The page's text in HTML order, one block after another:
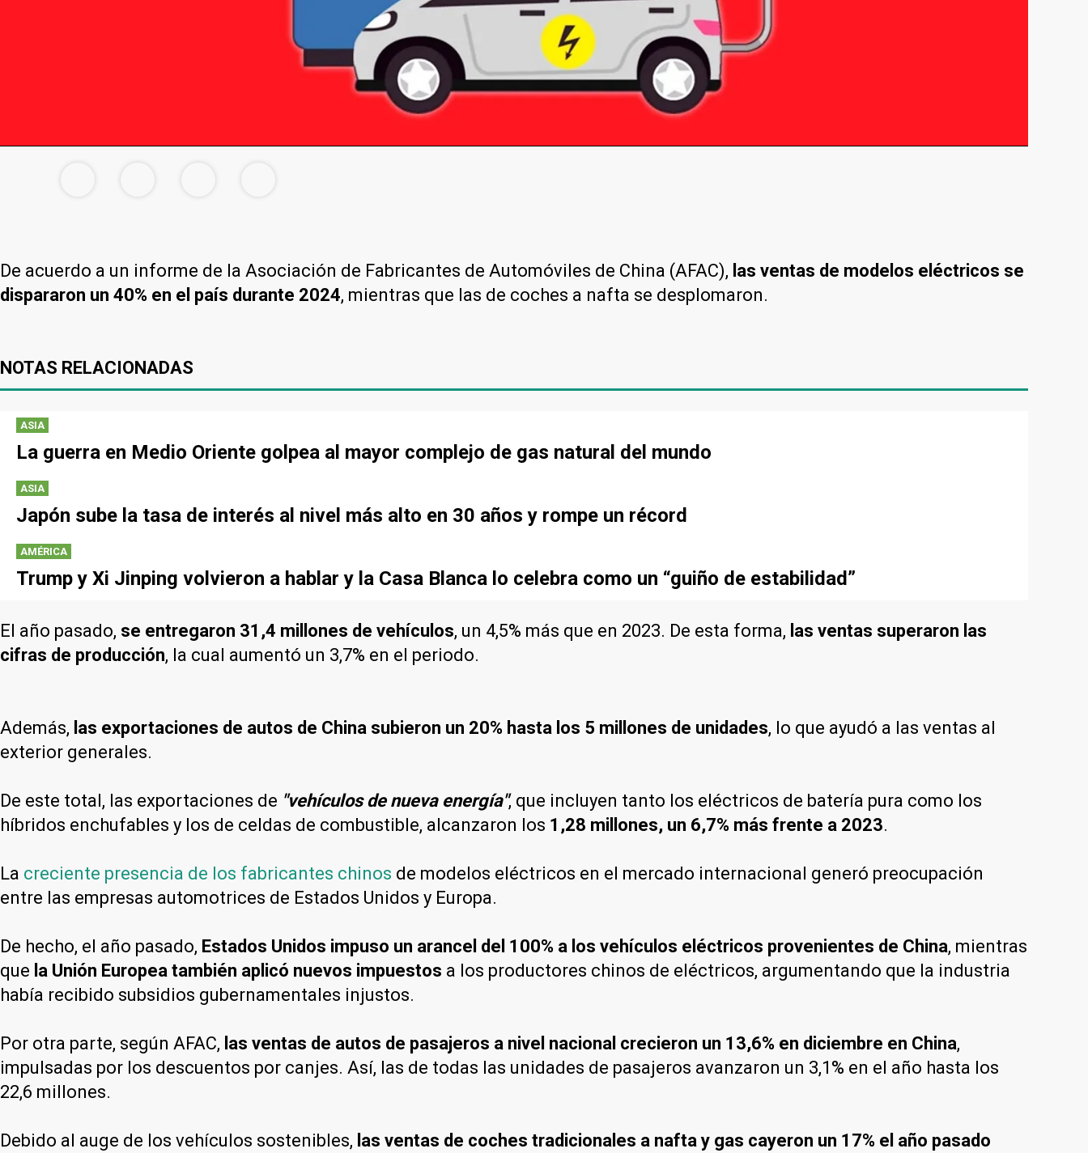
De acuerdo a un informe de la Asociación de Fabricantes de Automóviles de China (AFAC), las ventas de modelos eléctricos se
dispararon un 40% en el país durante 2024, mientras que las de coches a nafta se desplomaron.
NOTAS RELACIONADAS
ASIA
La guerra en Medio Oriente golpea al mayor complejo de gas natural del mundo
ASIA
Japón sube la tasa de interés al nivel más alto en 30 años y rompe un récord
AMÉRICA
Trump y Xi Jinping volvieron a hablar y la Casa Blanca lo celebra como un “guiño de estabilidad”
El año pasado, se entregaron 31,4 millones de vehículos, un 4,5% más que en 2023. De esta forma, las ventas superaron las
cifras de producción, la cual aumentó un 3,7% en el periodo.
Además, las exportaciones de autos de China subieron un 20% hasta los 5 millones de unidades, lo que ayudó a las ventas al
exterior generales.
De este total, las exportaciones de "vehículos de nueva energía", que incluyen tanto los eléctricos de batería pura como los
híbridos enchufables y los de celdas de combustible, alcanzaron los 1,28 millones, un 6,7% más frente a 2023.
La creciente presencia de los fabricantes chinos de modelos eléctricos en el mercado internacional generó preocupación
entre las empresas automotrices de Estados Unidos y Europa.
De hecho, el año pasado, Estados Unidos impuso un arancel del 100% a los vehículos eléctricos provenientes de China, mientras
que la Unión Europea también aplicó nuevos impuestos a los productores chinos de eléctricos, argumentando que la industria
había recibido subsidios gubernamentales injustos.
Por otra parte, según AFAC, las ventas de autos de pasajeros a nivel nacional crecieron un 13,6% en diciembre en China,
impulsadas por los descuentos por canjes. Así, las de todas las unidades de pasajeros avanzaron un 3,1% en el año hasta los
22,6 millones.
Debido al auge de los vehículos sostenibles, las ventas de coches tradicionales a nafta y gas cayeron un 17% el año pasado